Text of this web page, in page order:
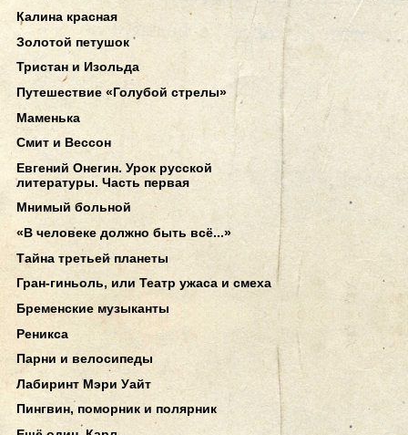
Калина красная
Золотой петушок
Тристан и Изольда
Путешествие «Голубой стрелы»
Маменька
Смит и Вессон
Евгений Онегин. Урок русской
литературы. Часть первая
Мнимый больной
«В человеке должно быть всё...»
Тайна третьей планеты
Гран-гиньоль, или Театр ужаса и смеха
Бременские музыканты
Реникса
Парни и велосипеды
Лабиринт Мэри Уайт
Пингвин, поморник и полярник